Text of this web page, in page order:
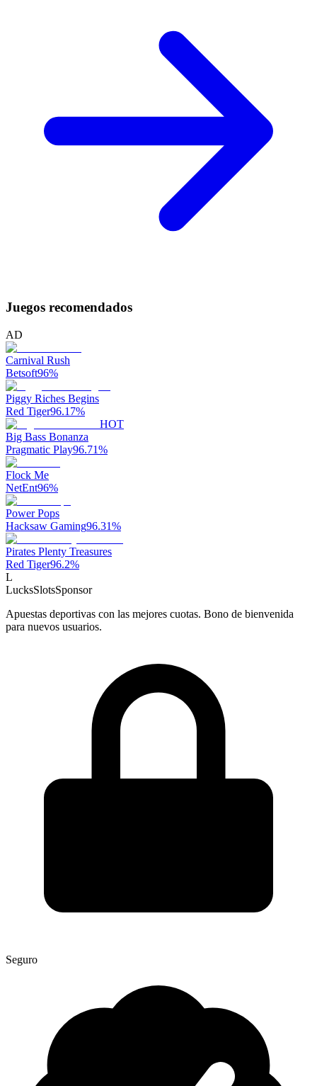
Juegos recomendados
AD
Carnival Rush
Betsoft96%
Piggy Riches Begins
Red Tiger96.17%
HOT
Big Bass Bonanza
Pragmatic Play96.71%
Flock Me
NetEnt96%
Power Pops
Hacksaw Gaming96.31%
Pirates Plenty Treasures
Red Tiger96.2%
L
LucksSlotsSponsor
Apuestas deportivas con las mejores cuotas. Bono de bienvenida
para nuevos usuarios.
Seguro